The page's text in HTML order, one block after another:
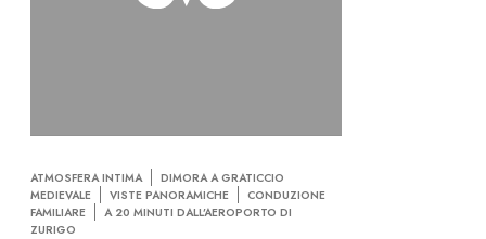
ATMOSFERA INTIMA
DIMORA A GRATICCIO
MEDIEVALE
VISTE PANORAMICHE
CONDUZIONE
FAMILIARE
A 20 MINUTI DALL’AEROPORTO DI
ZURIGO